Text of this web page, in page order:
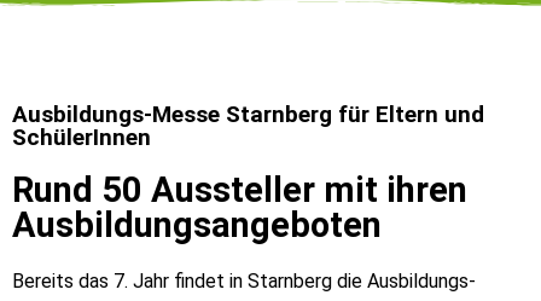
Ausbildungs-Messe Starnberg für Eltern und
SchülerInnen
Rund 50 Aussteller mit ihren
Ausbildungsangeboten
Bereits das 7. Jahr findet in Starnberg die Ausbildungs-